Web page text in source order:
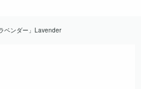
ラベンダー」Lavender